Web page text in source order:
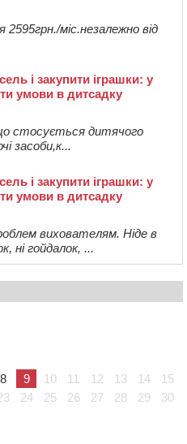
міс.незалежно від
і закупити іграшки: у
умови в дитсадку
стосується дитячого
засоби,к...
і закупити іграшки: у
умови в дитсадку
вихователям. Ніде в
ні гойдалок, ...
8 9 10 11 12 13 14
15
24 25 26 27 28 29
30